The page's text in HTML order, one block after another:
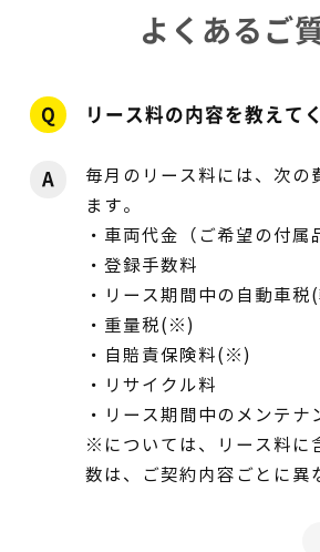
よくあるご
Q リース料の内容を教えて
A
毎月のリース料には、次の
ます。
・車両代金（ご希望の付属
・登録手数料
・リース期間中の自動車税
・重量税(※)
・自賠責保険料(※)
・リサイクル料
・リース期間中のメンテ
※については、リース料に
数は、ご契約内容ごとに異